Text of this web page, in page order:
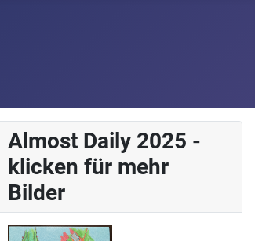
Almost Daily 2025 -
klicken für mehr
Bilder